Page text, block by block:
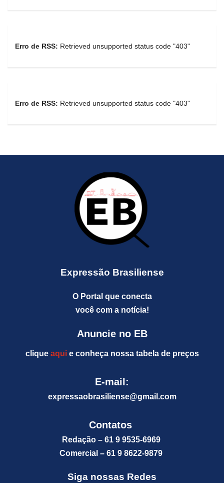
Erro de RSS: Retrieved unsupported status code "403"
Erro de RSS: Retrieved unsupported status code "403"
Expressão Brasiliense
O Portal que conecta
você com a notícia!
Anuncie no EB
clique aquie conheça nossa tabela de preços
E-mail:
expressaobrasiliense@gmail.com
Contatos
Redação – 61 9 9535-6969
Comercial – 61 9 8622-9879
Siga nossas Redes